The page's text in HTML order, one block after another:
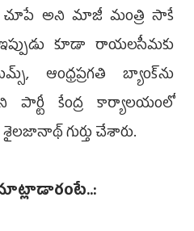
చూపే అని మాజీ మంత్రి సాకే
కూడా రాయలసీమకు
ఆంధ్రప్రగతి బ్యాంక్‌ను
కేంద్ర కార్యాలయంలో
గుర్తు చేశారు.